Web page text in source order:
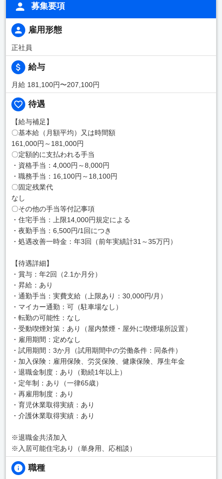
募集要項
雇用形態
正社員
給与
月給 181,100円〜207,100円
待遇
【給与補足】
〇基本給（月額平均）又は時間額
161,000円～181,000円
〇定額的に支払われる手当
・資格手当：4,000円～8,000円
・職務手当：16,100円～18,100円
〇固定残業代
なし
〇その他の手当等付記事項
・住宅手当：上限14,000円規定による
・夜勤手当：6,500円/1回につき
・処遇改善一時金：年3回（前年実績計31～35万円）
【待遇詳細】
・賞与：年2回（2.1か月分）
・昇給：あり
・通勤手当：実費支給（上限あり：30,000円/月）
・マイカー通勤：可（駐車場なし）
・転勤の可能性：なし
・受動喫煙対策：あり（屋内禁煙・屋外に喫煙場所設置）
・雇用期間：定めなし
・試用期間：3か月（試用期間中の労働条件：同条件）
・加入保険：雇用保険、労災保険、健康保険、厚生年金
・退職金制度：あり（勤続1年以上）
・定年制：あり（一律65歳）
・再雇用制度：あり
・育児休業取得実績：あり
・介護休業取得実績：あり
※退職金共済加入
※入居可能住宅あり（単身用、応相談）
職種